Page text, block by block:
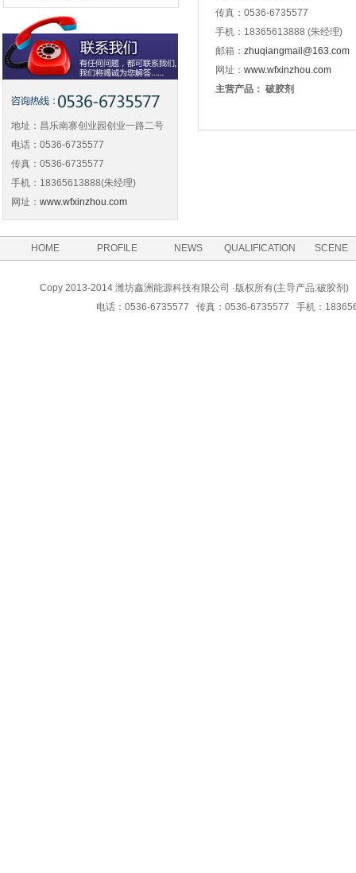
地址：昌乐南寨创业园创业一路二号
电话：0536-6735577
传真：0536-6735577
手机：18365613888(朱经理)
网址： www.wfxinzhou.com
传真：0536-6735577
手机：18365613888 (朱经理)
邮箱： zhuqiangmail@163.com
网址： www.wfxinzhou.com
主营产品： 破胶剂
HOME PROFILE NEWS QUALIFICATION SCENE
Copy 2013-2014 潍坊鑫洲能源科技有限公司 ·版权所有(主导产品:破胶
电话：0536-6735577 传真：0536-6735577 手机：